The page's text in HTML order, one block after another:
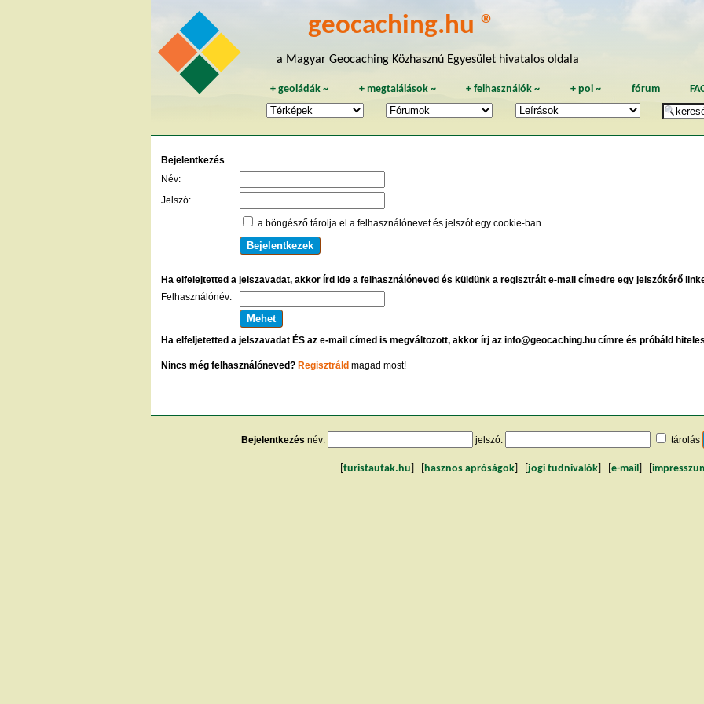
geocaching.hu ®
a Magyar Geocaching Közhasznú Egyesület hivatalos oldala
+geoládák ~ + megtalálások~ +felhasználók ~ + poi~ fórum
Bejelentkezés
Név:
Jelszó:
a böngésző tárolja el a felhasználónevet és jelszót egy cookie-ban
Ha elfelejtetted a jelszavadat, akkor írd ide a felhasználóneved és küldünk a regisztrált e-mail címedre egy jelszókérő
Felhasználónév:
Ha elfeljetetted a jelszavadat ÉS az e-mail címed is megváltozott, akkor írj az info@geocaching.hu címre és próbáld
Nincs még felhasználóneved? Regisztráld magad most!
Bejelentkezés név: jelszó: tárolás
turistautak.hu hasznos apróságok jogi tudnivalók e-mail